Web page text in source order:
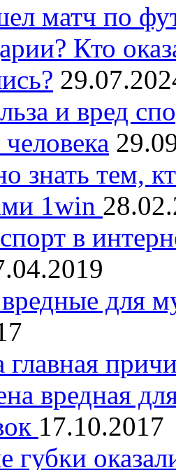
матч по
Кто
и вред
знать тем,
1win
в
для
главная
вредная
17.10.2017
губки